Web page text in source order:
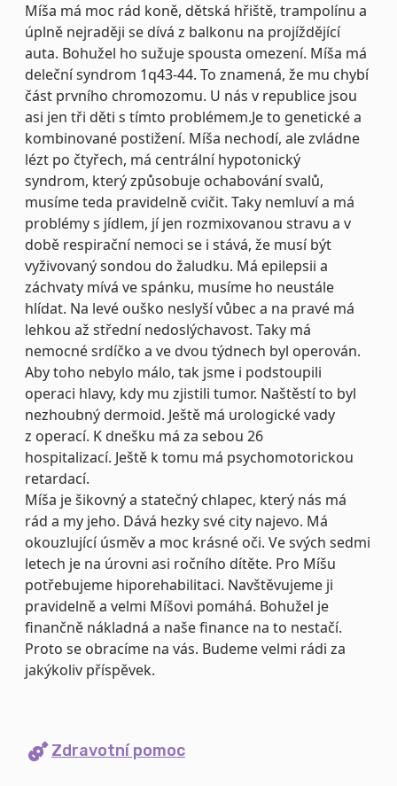
Zdravotní pomoc
Míša má moc rád koně, dětská hřiště, trampolínu a
úplně nejraději se dívá z balkonu na projíždějící
auta. Bohužel ho sužuje spousta omezení. Míša má
deleční syndrom 1q43-44. To znamená, že mu chybí
část prvního chromozomu. U nás v republice jsou
asi jen tři děti s tímto problémem.Je to genetické a
kombinované postižení. Míša nechodí, ale zvládne
lézt po čtyřech, má centrální hypotonický
syndrom, který způsobuje ochabování svalů,
musíme teda pravidelně cvičit. Taky nemluví a má
problémy s jídlem, jí jen rozmixovanou stravu a v
době respirační nemoci se i stává, že musí být
vyživovaný sondou do žaludku. Má epilepsii a
záchvaty mívá ve spánku, musíme ho neustále
hlídat. Na levé ouško neslyší vůbec a na pravé má
lehkou až střední nedoslýchavost. Taky má
nemocné srdíčko a ve dvou týdnech byl operován.
Aby toho nebylo málo, tak jsme i podstoupili
operaci hlavy, kdy mu zjistili tumor. Naštěstí to byl
nezhoubný dermoid. Ještě má urologické vady
z operací. K dnešku má za sebou 26
hospitalizací. Ještě k tomu má psychomotorickou
retardací.
Míša je šikovný a statečný chlapec, který nás má
rád a my jeho. Dává hezky své city najevo. Má
okouzlující úsměv a moc krásné oči. Ve svých sedmi
letech je na úrovni asi ročního dítěte. Pro Míšu
potřebujeme hiporehabilitaci. Navštěvujeme ji
pravidelně a velmi Míšovi pomáhá. Bohužel je
finančně nákladná a naše finance na to nestačí.
Proto se obracíme na vás. Budeme velmi rádi za
jakýkoliv příspěvek.